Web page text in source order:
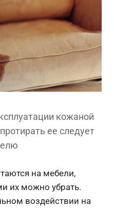
кожаной
ее следует
на мебели,
их можно убрать.
воздействии на